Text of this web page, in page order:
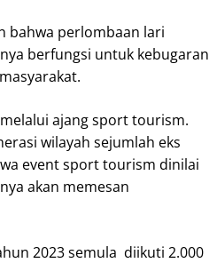
bahwa perlombaan lari
berfungsi untuk kebugaran
ajang sport tourism.
wilayah sejumlah eks
event sport tourism dinilai
akan memesan
2023 semula diikuti 2.000